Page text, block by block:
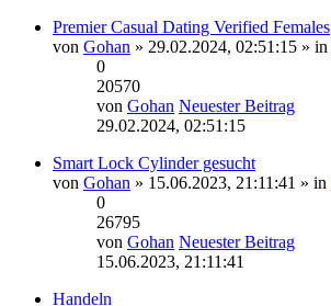
Premier Сasual Dating Verified Females
von Gohan » 29.02.2024, 02:51:15 » in
0
20570
von Gohan Neuester Beitrag
29.02.2024, 02:51:15
Smart Lock Cylinder gesucht
von Gohan » 15.06.2023, 21:11:41 » in
0
26795
von Gohan Neuester Beitrag
15.06.2023, 21:11:41
Handeln